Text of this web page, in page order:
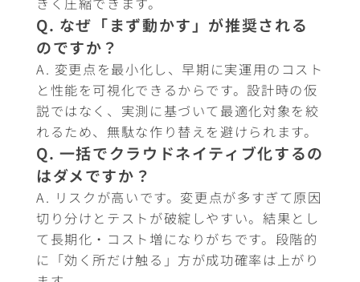
Q. なぜ「まず動かす」が推奨される
のですか？
A. 変更点を最小化し、早期に実運用のコスト
と性能を可視化できるからです。設計時の仮
説ではなく、実測に基づいて最適化対象を絞
れるため、無駄な作り替えを避けられます。
Q. 一括でクラウドネイティブ化するの
はダメですか？
A. リスクが高いです。変更点が多すぎて原因
切り分けとテストが破綻しやすい。結果とし
て長期化・コスト増になりがちです。段階的
に「効く所だけ触る」方が成功確率は上がり